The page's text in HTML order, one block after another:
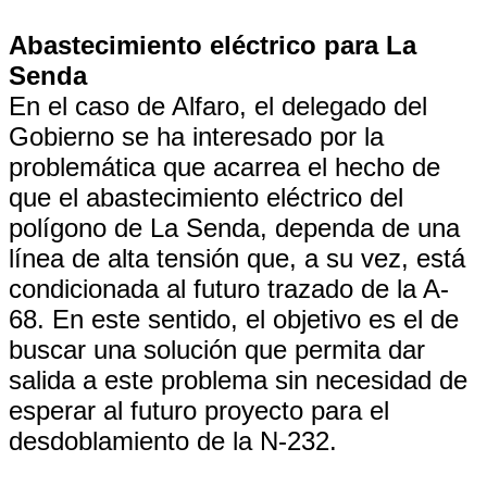
Abastecimiento eléctrico para La
Senda
En el caso de Alfaro, el delegado del
Gobierno se ha interesado por la
problemática que acarrea el hecho de
que el abastecimiento eléctrico del
polígono de La Senda, dependa de una
línea de alta tensión que, a su vez, está
condicionada al futuro trazado de la A-
68. En este sentido, el objetivo es el de
buscar una solución que permita dar
salida a este problema sin necesidad de
esperar al futuro proyecto para el
desdoblamiento de la N-232.